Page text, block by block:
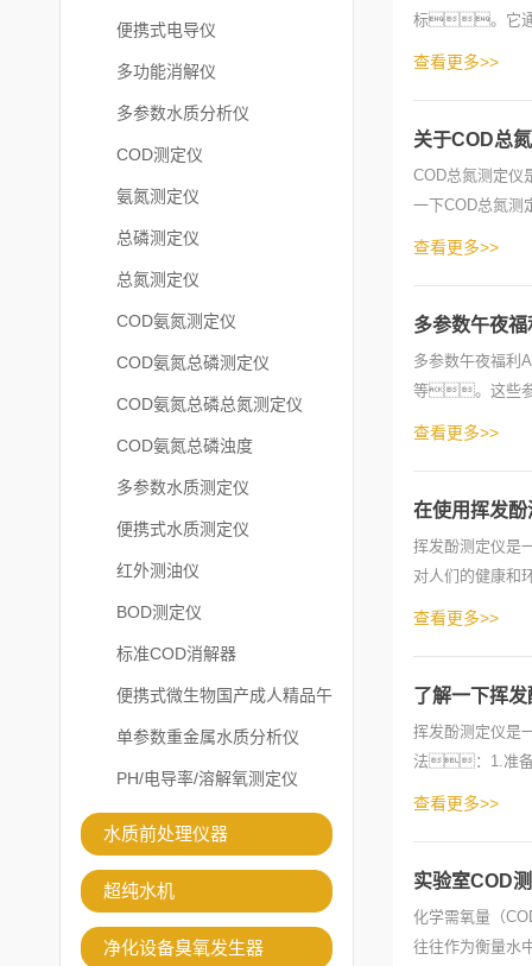
便携式电导仪
多功能消解仪
多参数水质分析仪
COD测定仪
氨氮测定仪
总磷测定仪
总氮测定仪
COD氨氮测定仪
COD氨氮总磷测定仪
COD氨氮总磷总氮测定仪
COD氨氮总磷浊度
多参数水质测定仪
便携式水质测定仪
红外测油仪
BOD测定仪
标准COD消解器
便携式微生物国产成人精品午
夜福利APP
单参数重金属水质分析仪
PH/电导率/溶解氧测定仪
水质前处理仪器
超纯水机
净化设备臭氧发生器
标。它通
COD(化学需氧
查看更多>>
关于COD总
COD总氮测定
一下COD总氮
完好无损。
查看更多>>
多参数午夜
多参数午夜福
等。这些
好坏，并及
查看更多>>
在使用挥发
挥发酚测定仪
对人们的健康
入到仪器中
查看更多>>
了解一下挥
挥发酚测定仪是
法：1.准备
成。接
查看更多>>
实验室COD
化学需氧量（
往往作为衡量